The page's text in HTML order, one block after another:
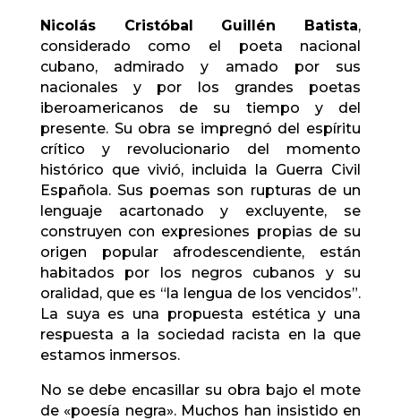
Nicolás Cristóbal Guillén Batista,
considerado como el poeta nacional
cubano, admirado y amado por sus
nacionales y por los grandes poetas
iberoamericanos de su tiempo y del
presente. Su obra se impregnó del espíritu
crítico y revolucionario del momento
histórico que vivió, incluida la Guerra Civil
Española. Sus poemas son rupturas de un
lenguaje acartonado y excluyente, se
construyen con expresiones propias de su
origen popular afrodescendiente, están
habitados por los negros cubanos y su
oralidad, que es “la lengua de los vencidos”.
La suya es una propuesta estética y una
respuesta a la sociedad racista en la que
estamos inmersos.
No se debe encasillar su obra bajo el mote
de «poesía negra». Muchos han insistido en